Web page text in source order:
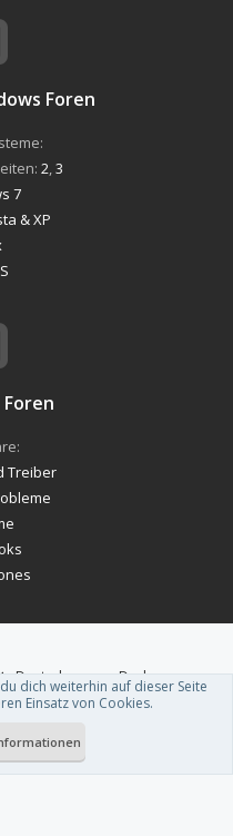
Foren
2 3
7
& XP
Treiber
-Deutsch von xenDach
ThemeHouse .
H Hatsune Miku Edition: Ist
dich weiterhin auf dieser Seite
Einsatz von Cookies.